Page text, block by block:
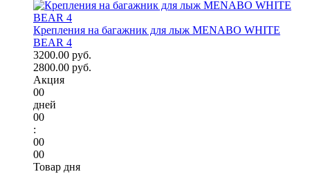
Крепления на багажник для лыж MENABO WHITE
BEAR 4
3200.00 руб.
2800.00 руб.
Акция
00
дней
00
:
00
00
Товар дня